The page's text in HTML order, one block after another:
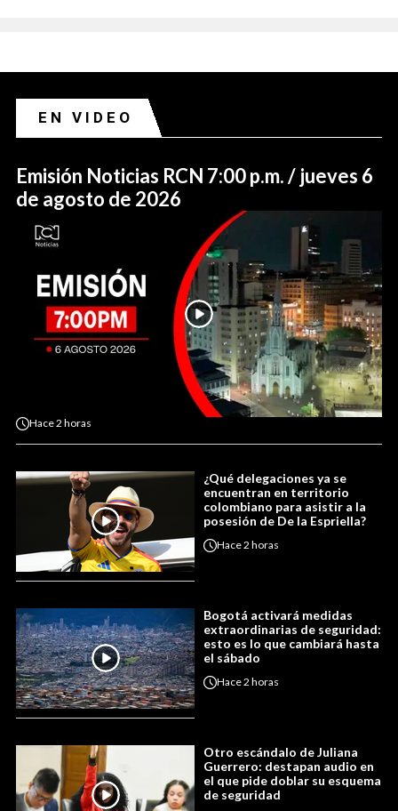
EN VIDEO
Emisión Noticias RCN 7:00 p.m. / jueves 6
de agosto de 2026
Hace2 horas
¿Qué delegaciones ya se
encuentran en territorio
colombiano para asistir a la
posesión de De la Espriella?
Hace2 horas
Bogotá activará medidas
extraordinarias de seguridad:
esto es lo que cambiará hasta
el sábado
Hace2 horas
Otro escándalo de Juliana
Guerrero: destapan audio en
el que pide doblar su esquema
de seguridad